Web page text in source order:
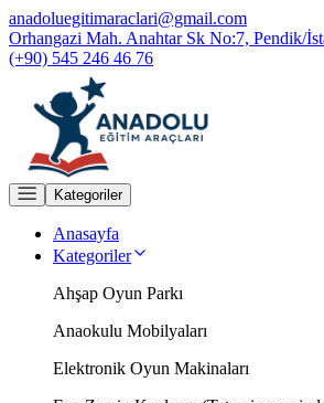
anadoluegitimaraclari@gmail.com
Orhangazi Mah. Anahtar Sk No:7, Pendik/
(+90) 545 246 46 76
Kategoriler
Anasayfa
Kategoriler
Ahşap Oyun Parkı
Anaokulu Mobilyaları
Elektronik Oyun Makinaları